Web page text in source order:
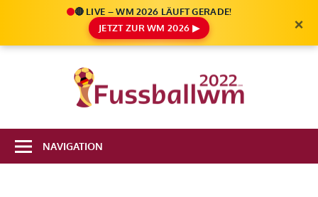
🔴 LIVE – WM 2026 LÄUFT GERADE!
JETZT ZUR WM 2026 ▶
×
Infos
NAVIGATION